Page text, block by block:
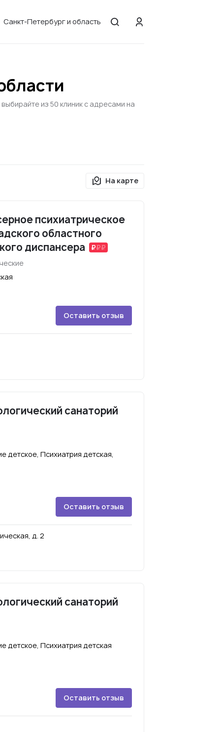
Санкт-Петербург и область
из 50 клиник с адресами на
На карте
психиатрическое
областного
диспансера
Оставить отзыв
санаторий
детское, Психиатрия детская,
Оставить отзыв
д. 2
санаторий
детское, Психиатрия детская
Оставить отзыв